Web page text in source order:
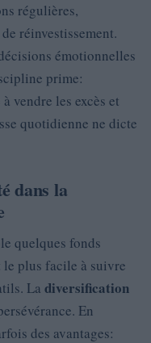
régulières,
réinvestissement.
émotionnelles
prime:
vendre les excès et
quotidienne ne dicte
dans la
quelques fonds
plus facile à suivre
La diversification
En
des avantages: